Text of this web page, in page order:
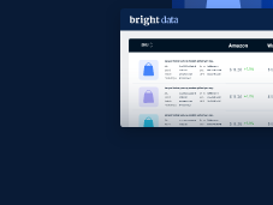
Title, Seller name,
price, Currency,